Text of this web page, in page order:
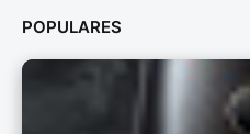
POPULARES